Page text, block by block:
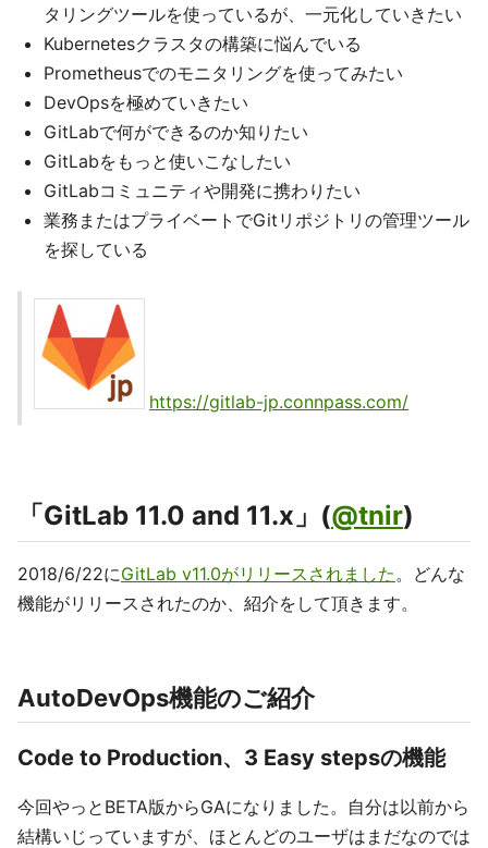
タリングツールを使っているが、一元化していきたい
Kubernetesクラスタの構築に悩んでいる
Prometheusでのモニタリングを使ってみたい
DevOpsを極めていきたい
GitLabで何ができるのか知りたい
GitLabをもっと使いこなしたい
GitLabコミュニティや開発に携わりたい
業務またはプライベートでGitリポジトリの管理ツール
を探している
https://gitlab-jp.connpass.com/
「GitLab 11.0 and 11.x」(@tnir)
2018/6/22にGitLab v11.0がリリースされました 。どんな
機能がリリースされたのか、紹介をして頂きます。
AutoDevOps機能のご紹介
Code to Production、3 Easy stepsの機能
今回やっとBETA版からGAになりました。自分は以前から
結構いじっていますが、ほとんどのユーザはまだなのでは